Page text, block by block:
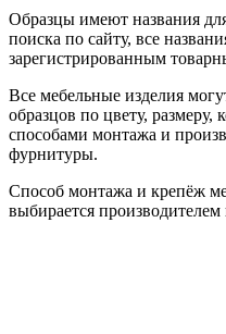
Образцы имеют названия
поиска по сайту, все
зарегистрированным
Все мебельные изделия
образцов по цвету,
способами монтажа и
фурнитуры.
Способ монтажа и крепёж
выбирается